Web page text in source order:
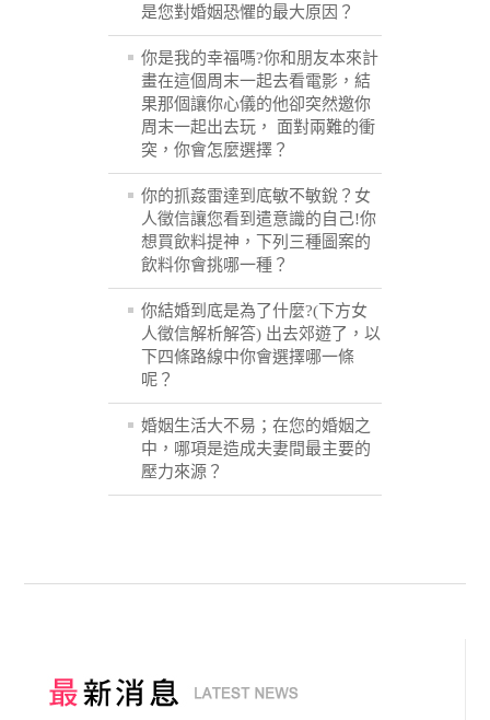
是您對婚姻恐懼的最大原因？
你是我的幸福嗎?你和朋友本來計
畫在這個周末一起去看電影，結
果那個讓你心儀的他卻突然邀你
周末一起出去玩， 面對兩難的衝
突，你會怎麼選擇？
你的抓姦雷達到底敏不敏銳？女
人徵信讓您看到遣意識的自己!你
想買飲料提神，下列三種圖案的
飲料你會挑哪一種？
你結婚到底是為了什麼?(下方女
人徵信解析解答) 出去郊遊了，以
下四條路線中你會選擇哪一條
呢？
婚姻生活大不易；在您的婚姻之
中，哪項是造成夫妻間最主要的
壓力來源？